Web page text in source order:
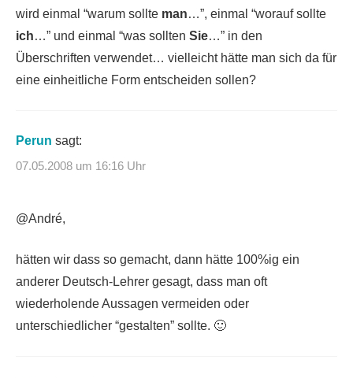
wird einmal “warum sollte man…”, einmal “worauf sollte
ich…” und einmal “was sollten Sie…” in den
Überschriften verwendet… vielleicht hätte man sich da für
eine einheitliche Form entscheiden sollen?
Perun sagt:
07.05.2008 um 16:16 Uhr
@André,
hätten wir dass so gemacht, dann hätte 100%ig ein
anderer Deutsch-Lehrer gesagt, dass man oft
wiederholende Aussagen vermeiden oder
unterschiedlicher “gestalten” sollte. 🙂